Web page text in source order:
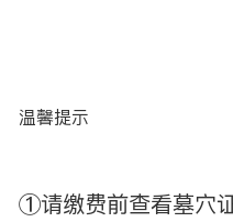
温馨提示
①请缴费前查看墓穴